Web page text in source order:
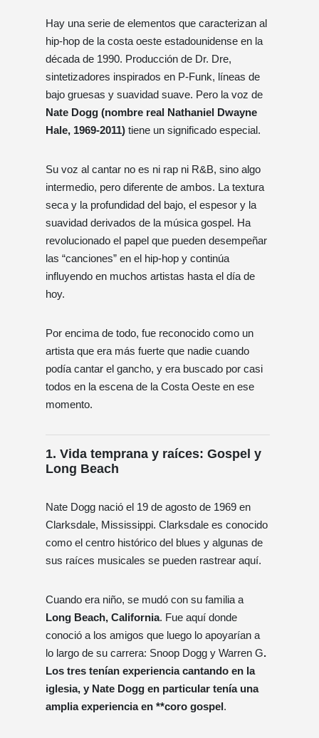
Hay una serie de elementos que caracterizan al
hip-hop de la costa oeste estadounidense en la
década de 1990. Producción de Dr. Dre,
sintetizadores inspirados en P-Funk, líneas de
bajo gruesas y suavidad suave. Pero la voz de
Nate Dogg (nombre real Nathaniel Dwayne
Hale, 1969-2011) tiene un significado especial.
Su voz al cantar no es ni rap ni R&B, sino algo
intermedio, pero diferente de ambos. La textura
seca y la profundidad del bajo, el espesor y la
suavidad derivados de la música gospel. Ha
revolucionado el papel que pueden desempeñar
las “canciones” en el hip-hop y continúa
influyendo en muchos artistas hasta el día de
hoy.
Por encima de todo, fue reconocido como un
artista que era más fuerte que nadie cuando
podía cantar el gancho, y era buscado por casi
todos en la escena de la Costa Oeste en ese
momento.
1. Vida temprana y raíces: Gospel y
Long Beach
Nate Dogg nació el 19 de agosto de 1969 en
Clarksdale, Mississippi. Clarksdale es conocido
como el centro histórico del blues y algunas de
sus raíces musicales se pueden rastrear aquí.
Cuando era niño, se mudó con su familia a
Long Beach, California. Fue aquí donde
conoció a los amigos que luego lo apoyarían a
lo largo de su carrera: Snoop Dogg y Warren G.
Los tres tenían experiencia cantando en la
iglesia, y Nate Dogg en particular tenía una
amplia experiencia en **coro gospel.